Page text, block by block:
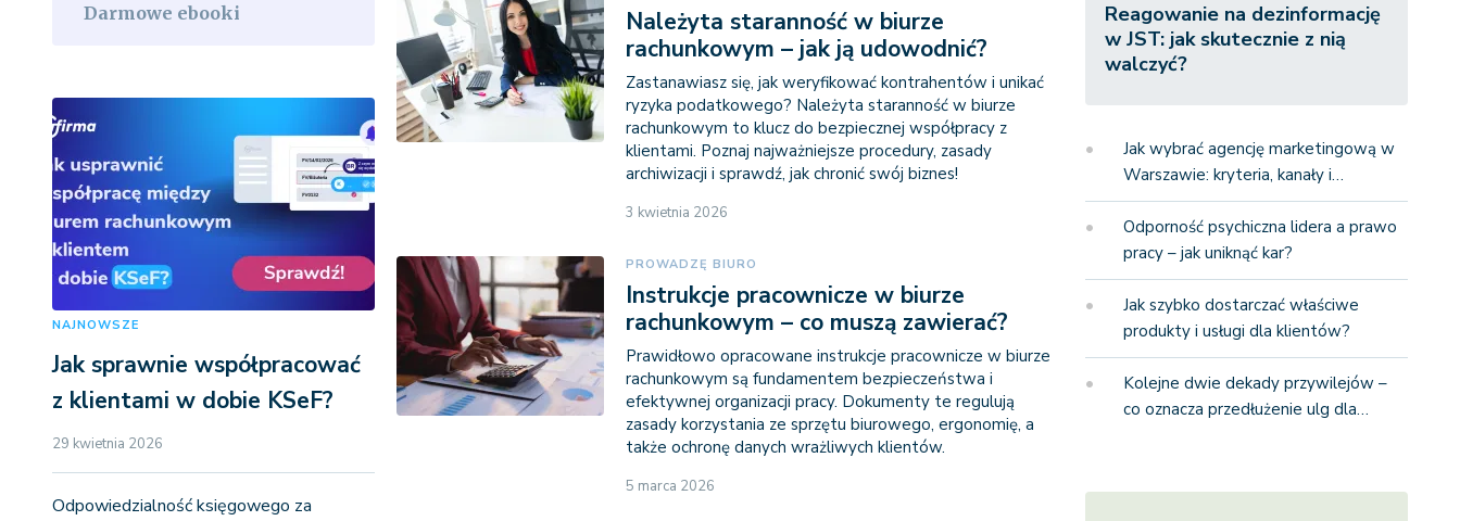
Darmowe ebooki
NAJNOWSZE
Jak sprawnie współpracować
z klientami w dobie KSeF?
29 kwietnia 2026
Odpowiedzialność księgowego za
Należyta staranność w biurze
rachunkowym – jak ją udowodnić?
Zastanawiasz się, jak weryfikować kontrahentów i unikać
ryzyka podatkowego? Należyta staranność w biurze
rachunkowym to klucz do bezpiecznej współpracy z
klientami. Poznaj najważniejsze procedury, zasady
archiwizacji i sprawdź, jak chronić swój biznes!
3 kwietnia 2026
PROWADZĘ BIURO
Instrukcje pracownicze w biurze
rachunkowym – co muszą zawierać?
Prawidłowo opracowane instrukcje pracownicze w biurze
rachunkowym są fundamentem bezpieczeństwa i
efektywnej organizacji pracy. Dokumenty te regulują
zasady korzystania ze sprzętu biurowego, ergonomię, a
także ochronę danych wrażliwych klientów.
5 marca 2026
Reagowanie na dezinformację
w JST: jak skutecznie z nią
walczyć?
Jak wybrać agencję marketingową w
Warszawie: kryteria, kanały i…
Odporność psychiczna lidera a prawo
pracy – jak uniknąć kar?
Jak szybko dostarczać właściwe
produkty i usługi dla klientów?
Kolejne dwie dekady przywilejów –
co oznacza przedłużenie ulg dla…